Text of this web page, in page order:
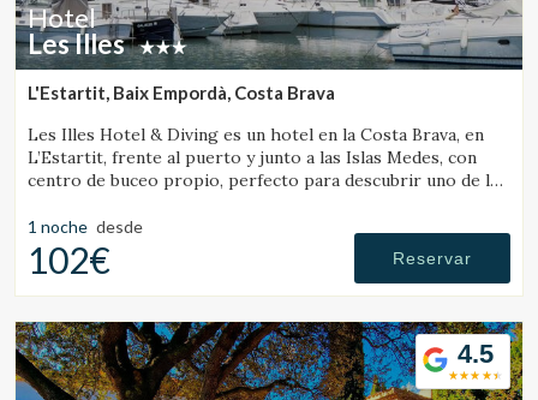
Hotel
Les Illes
L'Estartit, Baix Empordà, Costa Brava
Les Illes Hotel & Diving es un hotel en la Costa Brava, en
L’Estartit, frente al puerto y junto a las Islas Medes, con
centro de buceo propio, perfecto para descubrir uno de los
1 noche desde
102€ Reservar
4.5